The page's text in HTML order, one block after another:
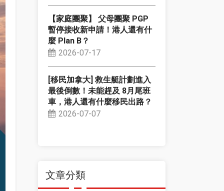
【家庭團聚】 父母團聚 PGP
暫停接收新申請！港人還有什
麼 Plan B？
2026-07-17
[移民加拿大] 救生艇計劃進入
最後倒數！未能趕及 8月尾班
車，港人還有什麼移民出路？
2026-07-07
文章分類